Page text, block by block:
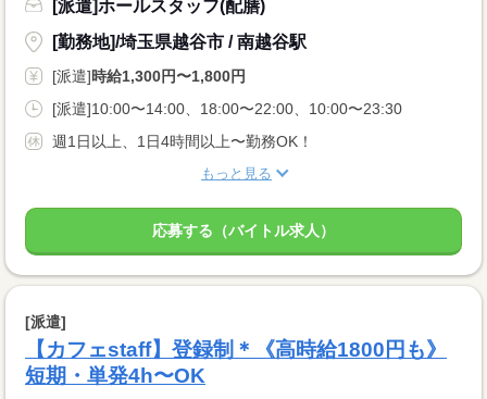
[派遣]ホールスタッフ(配膳)
[勤務地]/埼玉県越谷市 / 南越谷駅
[派遣]時給1,300円〜1,800円
[派遣]10:00〜14:00、18:00〜22:00、10:00〜23:30
週1日以上、1日4時間以上〜勤務OK！
もっと見る
応募する（バイトル求人）
[派遣]
【カフェstaff】登録制＊《高時給1800円も》
短期・単発4h〜OK